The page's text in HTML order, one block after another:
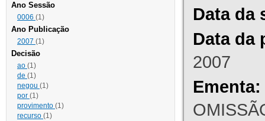
Ano Sessão
0006 (1)
Ano Publicação
2007 (1)
Decisão
ao (1)
de (1)
negou (1)
por (1)
provimento (1)
recurso (1)
Data da
Data da
2007
Ementa: